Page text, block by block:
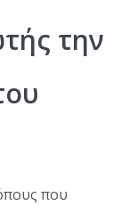
την
που